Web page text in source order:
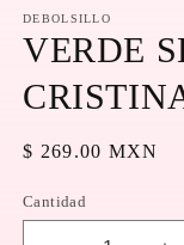
multimedia
1
en
ventana
modal
DEBOLSILLO
VERDE
Precio
$ 269.00 MXN
Cantidad